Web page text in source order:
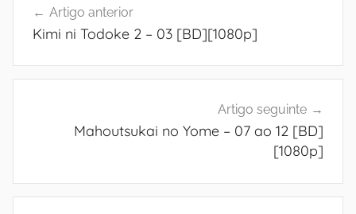
de
Artigo anterior
Kimi ni Todoke 2 – 03 [BD][1080p]
Artigo seguinte
Mahoutsukai no Yome – 07 ao 12 [BD]
[1080p]